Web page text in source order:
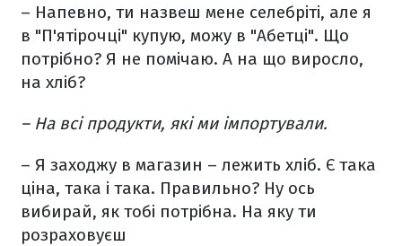
– Напевно, ти назвеш мене селебріті, але я
в "П'ятірочці" купую, можу в "Абетці". Що
потрібно? Я не помічаю. А на що виросло,
на хліб?
– На всі продукти, які ми імпортували.
– Я заходжу в магазин – лежить хліб. Є така
ціна, така і така. Правильно? Ну ось
вибирай, як тобі потрібна. На яку ти
розраховуєш